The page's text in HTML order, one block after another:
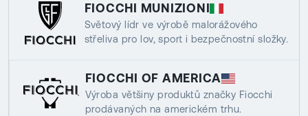
FIOCCHI MUNIZIONI
Světový lídr ve výrobě malorážového
střeliva pro lov, sport i bezpečnostní složky.
FIOCCHI OF AMERICA
Výroba většiny produktů značky Fiocchi
prodávaných na americkém trhu.